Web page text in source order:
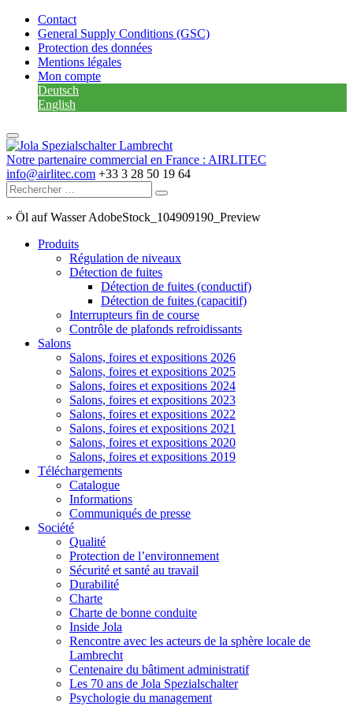
Contact
General Supply Conditions (GSC)
Protection des données
Mentions légales
Mon compte
Deutsch
English
Notre partenaire commercial en France : AIRLITEC
info@airlitec.com +33 3 28 50 19 64
» Öl auf Wasser AdobeStock_104909190_Preview
Produits
Régulation de niveaux
Détection de fuites
Détection de fuites (conductif)
Détection de fuites (capacitif)
Interrupteurs fin de course
Contrôle de plafonds refroidissants
Salons
Salons, foires et expositions 2026
Salons, foires et expositions 2025
Salons, foires et expositions 2024
Salons, foires et expositions 2023
Salons, foires et expositions 2022
Salons, foires et expositions 2021
Salons, foires et expositions 2020
Salons, foires et expositions 2019
Téléchargements
Catalogue
Informations
Communiqués de presse
Société
Qualité
Protection de l’environnement
Sécurité et santé au travail
Durabilité
Charte
Charte de bonne conduite
Inside Jola
Rencontre avec les acteurs de la sphère locale de
Lambrecht
Centenaire du bâtiment administratif
Les 70 ans de Jola Spezialschalter
Psychologie du management